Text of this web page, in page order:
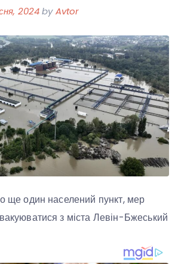
2024byAvtor
ще один населений пункт, мер
з міста Левін-Бжеський